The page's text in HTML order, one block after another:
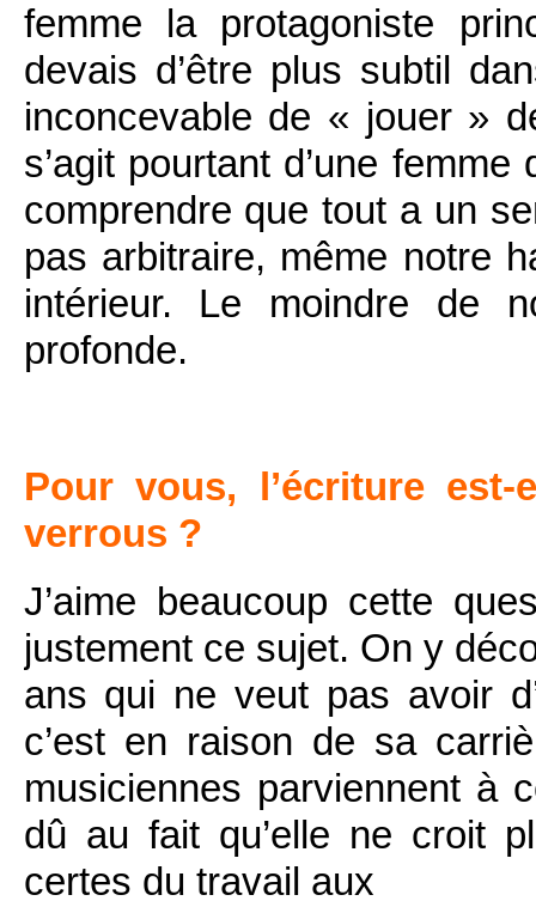
femme la protagoniste
devais d’être plus subtil
inconcevable de « jouer »
s’agit pourtant d’une
comprendre que tout a un
pas arbitraire, même notre
intérieur. Le moindre de
profonde.
Pour vous, l’écriture
verrous ?
J’aime beaucoup cette
justement ce sujet. On y
ans qui ne veut pas avoir
c’est en raison de sa
musiciennes parviennent à
dû au fait qu’elle ne croit
certes du travail aux